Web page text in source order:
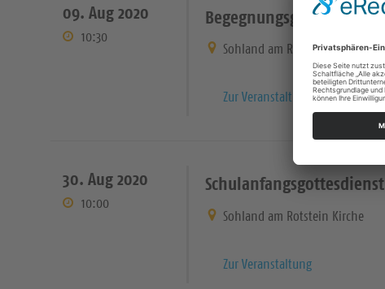
09. Aug 2020
10:30
Begegnungsgottesdienst
Sohland am Rotstein Kirche
Zur Veranstaltung
30. Aug 2020
10:00
Schulanfangsgottesdienst
Sohland am Rotstein Kirche
Zur Veranstaltung